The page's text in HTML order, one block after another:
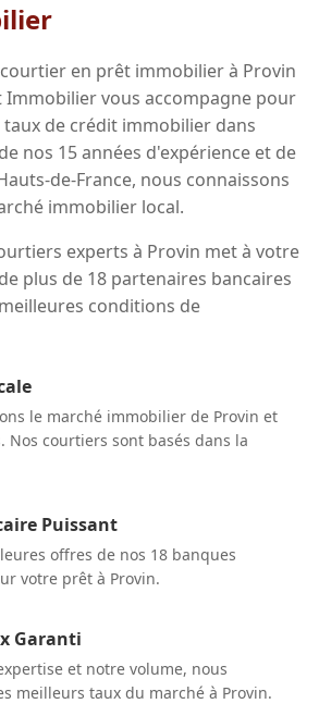
en prêt immobilier à Provin
Immobilier vous accompagne pour
de crédit immobilier dans
nos 15 années d'expérience et de
de-France, nous connaissons
immobilier local.
experts à Provin met à votre
plus de 18 partenaires bancaires
conditions de
le marché immobilier de Provin et
Nos courtiers sont basés dans la
Puissant
offres de nos 18 banques
votre prêt à Provin.
Garanti
et notre volume, nous
meilleurs taux du marché à Provin.